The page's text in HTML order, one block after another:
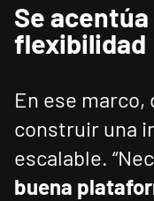
Se
flexibilidad
En ese marco,
construir una
escalable.
buena